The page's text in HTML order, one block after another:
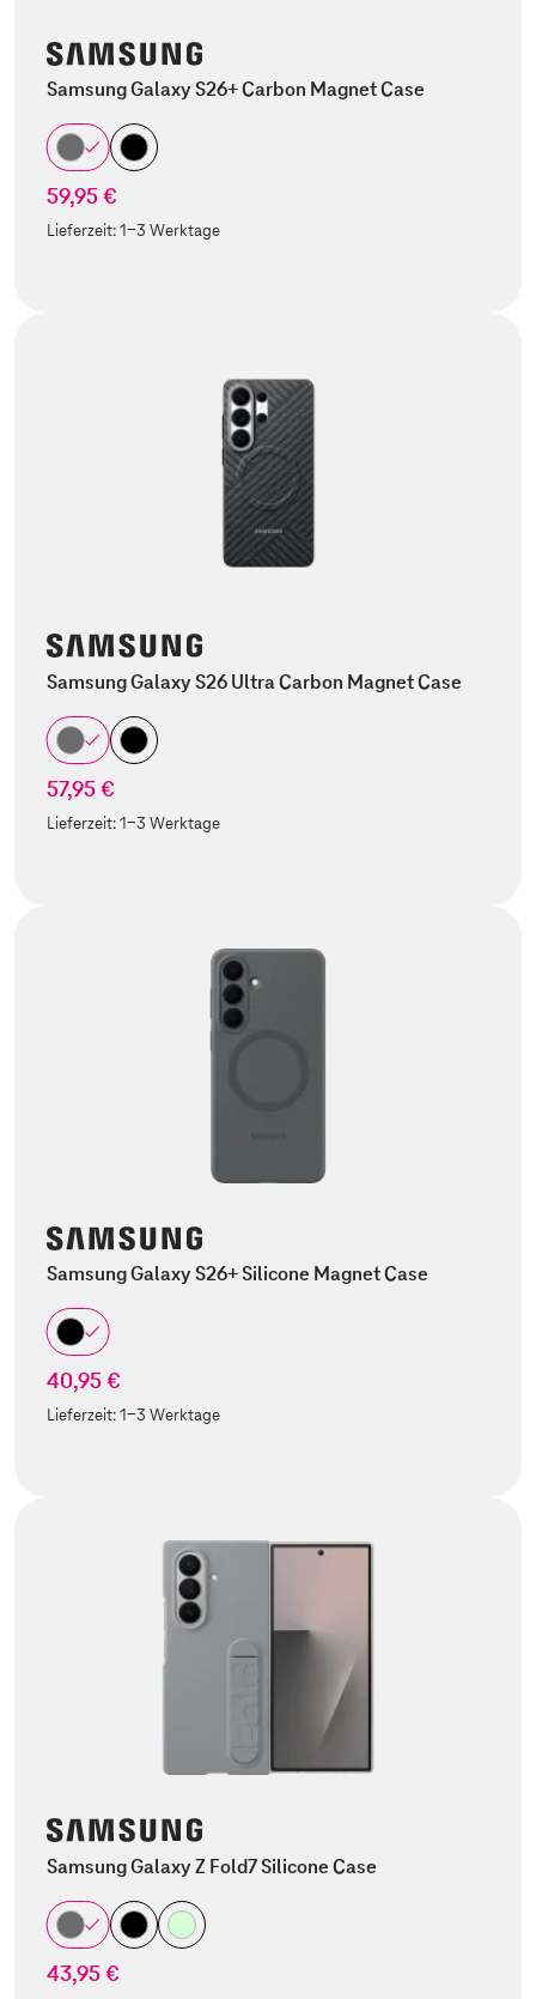
Samsung Galaxy S26+ Carbon Magnet Case
59,95 €
Lieferzeit:1-3 Werktage
Samsung Galaxy S26 Ultra Carbon Magnet Case
57,95 €
Lieferzeit:1-3 Werktage
Samsung Galaxy S26+ Silicone Magnet Case
40,95 €
Lieferzeit:1-3 Werktage
Samsung Galaxy Z Fold7 Silicone Case
43,95 €